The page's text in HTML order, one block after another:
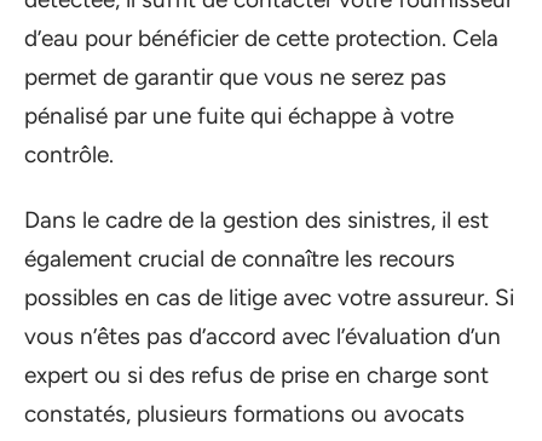
d’eau pour bénéficier de cette protection. Cela
permet de garantir que vous ne serez pas
pénalisé par une fuite qui échappe à votre
contrôle.
Dans le cadre de la gestion des sinistres, il est
également crucial de connaître les recours
possibles en cas de litige avec votre assureur. Si
vous n’êtes pas d’accord avec l’évaluation d’un
expert ou si des refus de prise en charge sont
constatés, plusieurs formations ou avocats